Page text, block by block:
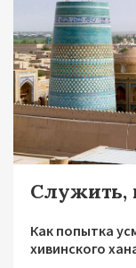
Служить,
Как попытка
хивинского